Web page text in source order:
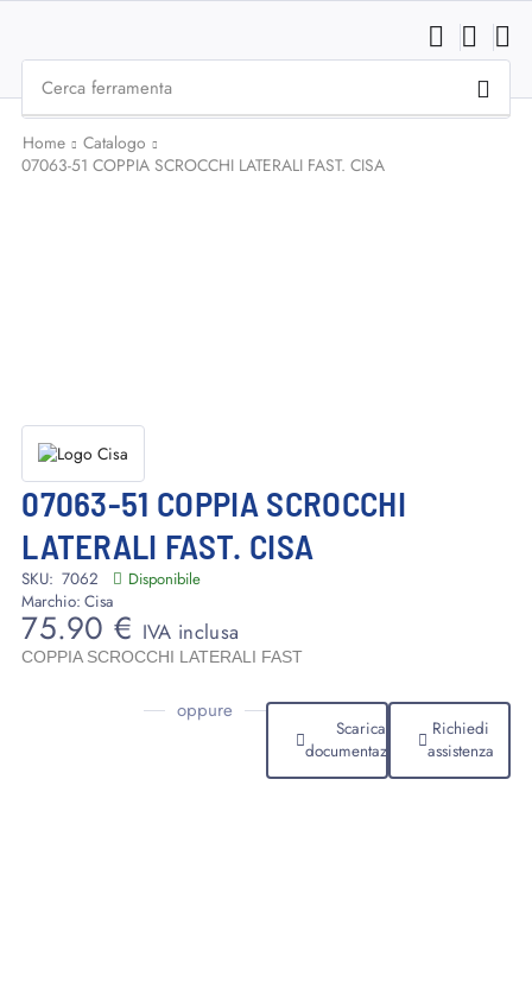
Cerca ferramenta
Home
Catalogo
07063-51 COPPIA SCROCCHI LATERALI FAST. CISA
07063-51 COPPIA SCROCCHI
LATERALI FAST. CISA
SKU: 7062
Marchio: Cisa
Disponibile
75.90€ IVA inclusa
COPPIA SCROCCHI LATERALI FAST
oppure
Scarica
documentazione
Richiedi
assistenza